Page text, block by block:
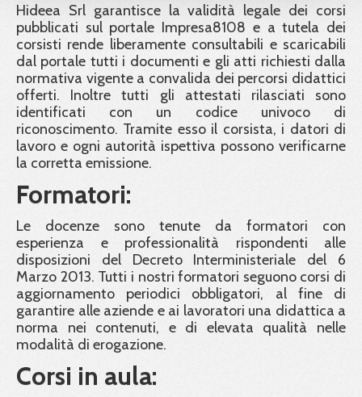
Hideea Srl garantisce la validità legale dei corsi
pubblicati sul portale Impresa8108 e a tutela dei
corsisti rende liberamente consultabili e scaricabili
dal portale tutti i documenti e gli atti richiesti dalla
normativa vigente a convalida dei percorsi didattici
offerti. Inoltre tutti gli attestati rilasciati sono
identificati con un codice univoco di
riconoscimento. Tramite esso il corsista, i datori di
lavoro e ogni autorità ispettiva possono verificarne
la corretta emissione.
Formatori:
Le docenze sono tenute da formatori con
esperienza e professionalità rispondenti alle
disposizioni del Decreto Interministeriale del 6
Marzo 2013. Tutti i nostri formatori seguono corsi di
aggiornamento periodici obbligatori, al fine di
garantire alle aziende e ai lavoratori una didattica a
norma nei contenuti, e di elevata qualità nelle
modalità di erogazione.
Corsi in aula: